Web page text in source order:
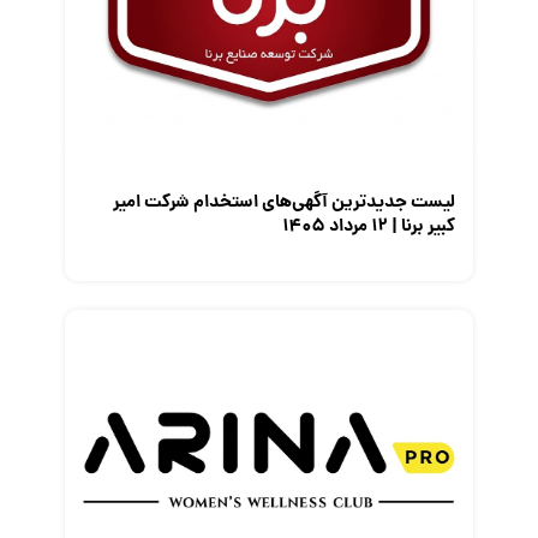
معرفی متخصصان منابع انسانی
لیست جدیدترین آگهی‌های استخدام شرکت امیر
کبیر برنا | ۱۲ مرداد ۱۴۰۵